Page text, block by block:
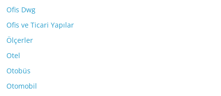
Ofis Dwg
Ofis ve Ticari Yapılar
Ölçerler
Otel
Otobüs
Otomobil